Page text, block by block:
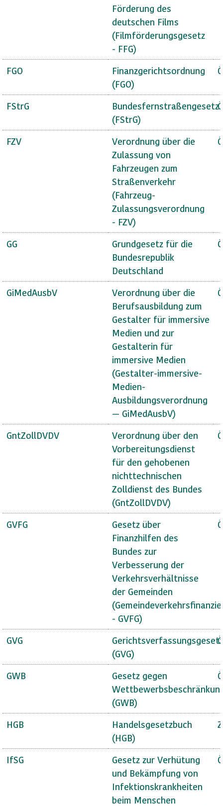
Förderung des
deutschen Films
(Filmförderungsgesetz
- FFG)
FGO
Finanzgerichtsordnung
(FGO)
FStrG
Bundesfernstraßengesetz
(FStrG)
FZV
Verordnung über die
Zulassung von
Fahrzeugen zum
Straßenverkehr
(Fahrzeug-
Zulassungsverordnung
- FZV)
GG
Grundgesetz für die
Bundesrepublik
Deutschland
GiMedAusbV
Verordnung über die
Berufsausbildung zum
Gestalter für immersive
Medien und zur
Gestalterin für
immersive Medien
(Gestalter-immersive-
Medien-
Ausbildungsverordnung
— GiMedAusbV)
GntZollDVDV
Verordnung über den
Vorbereitungsdienst
für den gehobenen
nichttechnischen
Zolldienst des Bundes
(GntZollDVDV)
GVFG
Gesetz über
Finanzhilfen des
Bundes zur
Verbesserung der
Verkehrsverhältnisse
der Gemeinden
- GVFG)
GVG
Gerichtsverfassungsgesetz
(GVG)
GWB
Gesetz gegen
(GWB)
HGB
Handelsgesetzbuch
(HGB)
IfSG
Gesetz zur Verhütung
und Bekämpfung von
Infektionskrankheiten
beim Menschen